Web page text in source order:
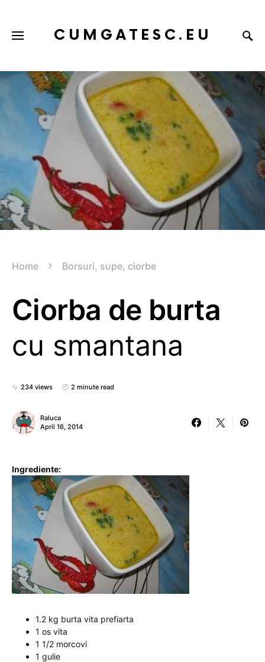
CUMGATESC.EU
Home Borsuri, supe, ciorbe
Ciorba de burta
cu smantana
234 views 2 minute read
Raluca
April 16, 2014
Ingrediente:
1.2 kg burta vita prefiarta
1 os vita
1 1/2 morcovi
1 gulie